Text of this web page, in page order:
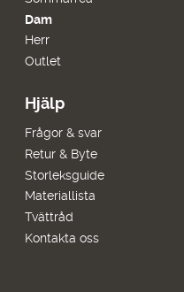
Dam
Herr
Outlet
Hjälp
Frågor & svar
Retur & Byte
Storleksguide
Materiallista
Tvättråd
Kontakta oss